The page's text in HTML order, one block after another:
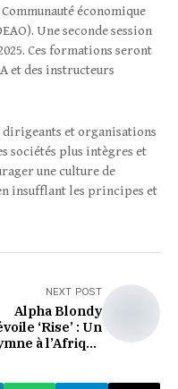
économique
Une seconde session
Ces formations seront
et des instructeurs
dirigeants et organisations
sociétés plus intègres et
une culture de
insufflant les principes et
NEXT POST
Alpha Blondy
‘Rise’ : Un
à l’Afrique